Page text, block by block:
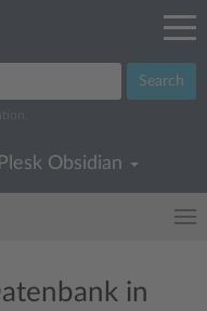
Search
Plesk Obsidian
in